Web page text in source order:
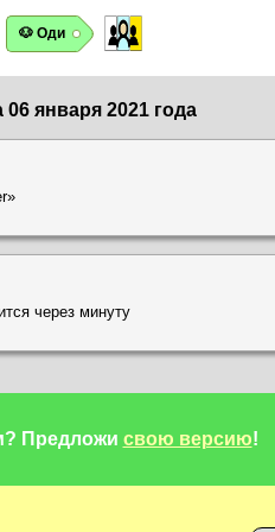
🐶 Оди
января 2021 года
через минуту
Предложи свою версию!